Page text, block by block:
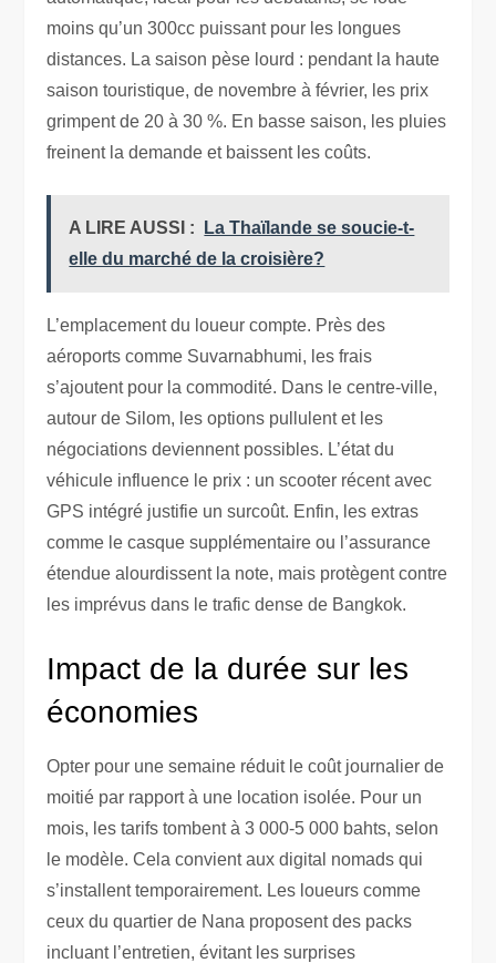
moins qu’un 300cc puissant pour les longues
distances. La saison pèse lourd : pendant la haute
saison touristique, de novembre à février, les prix
grimpent de 20 à 30 %. En basse saison, les pluies
freinent la demande et baissent les coûts.
A LIRE AUSSI :
La Thaïlande se soucie-t-
elle du marché de la croisière?
L’emplacement du loueur compte. Près des
aéroports comme Suvarnabhumi, les frais
s’ajoutent pour la commodité. Dans le centre-ville,
autour de Silom, les options pullulent et les
négociations deviennent possibles. L’état du
véhicule influence le prix : un scooter récent avec
GPS intégré justifie un surcoût. Enfin, les extras
comme le casque supplémentaire ou l’assurance
étendue alourdissent la note, mais protègent contre
les imprévus dans le trafic dense de Bangkok.
Impact de la durée sur les
économies
Opter pour une semaine réduit le coût journalier de
moitié par rapport à une location isolée. Pour un
mois, les tarifs tombent à 3 000-5 000 bahts, selon
le modèle. Cela convient aux digital nomads qui
s’installent temporairement. Les loueurs comme
ceux du quartier de Nana proposent des packs
incluant l’entretien, évitant les surprises